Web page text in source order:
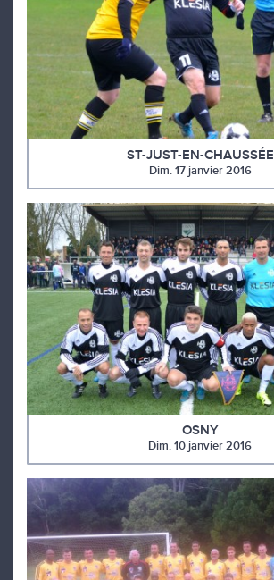
ST-JUST-EN-CHAUSSÉE
Dim. 17 janvier 2016
OSNY
Dim. 10 janvier 2016